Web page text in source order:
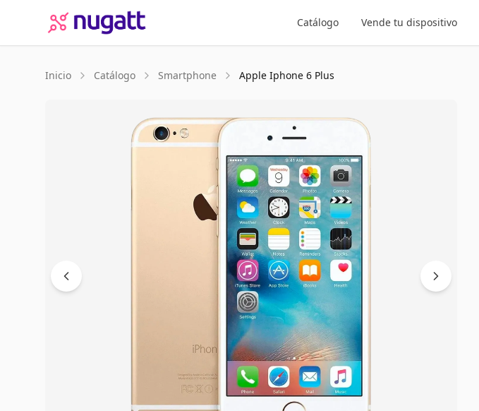
Catálogo Vende tu dispositivo
Inicio Catálogo Smartphone Apple Iphone 6 Plus